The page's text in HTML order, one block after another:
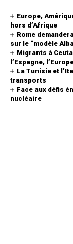
Europe,
hors d’Afrique
Rome
sur le “modèle
Migrants à
l’Espagne,
La Tunisie et
transports
Face aux défis
nucléaire